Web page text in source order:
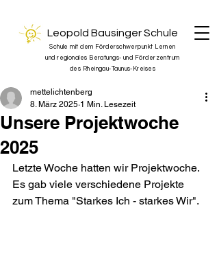
Leopold Bausinger Schule
Schule mit dem Förderschwerpunkt Lernen
und regionales Beratungs- und Förderzentrum
des Rheingau-Taunus-Kreises
Unsere Projektwoche
2025
mettelichtenberg
8. März 2025 1 Min. Lesezeit
Letzte Woche hatten wir Projektwoche.
Es gab viele verschiedene Projekte
zum Thema "Starkes Ich - starkes Wir".